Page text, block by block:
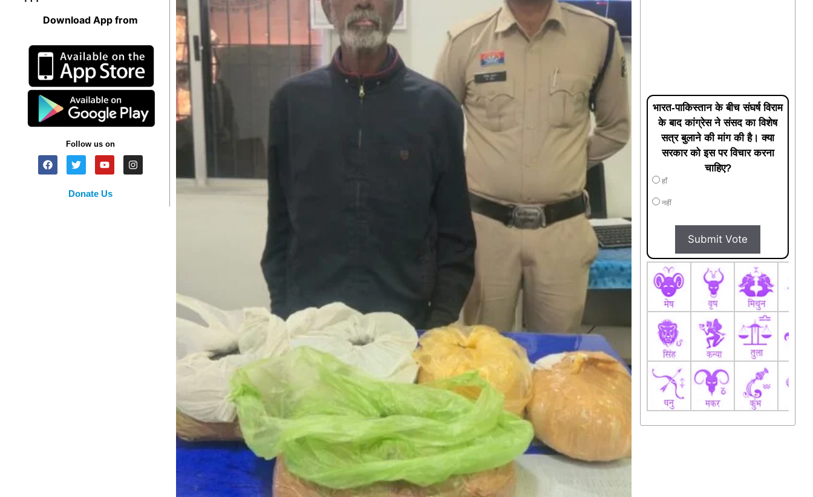
Download App from
Follow us on
Donate Us
भारत-पाकिस्तान के बीच संघर्ष विराम
के बाद कांग्रेस ने संसद का विशेष
सत्र बुलाने की मांग की है। क्या
सरकार को इस पर विचार करना
चाहिए?
हाँ
नहीं
Submit Vote